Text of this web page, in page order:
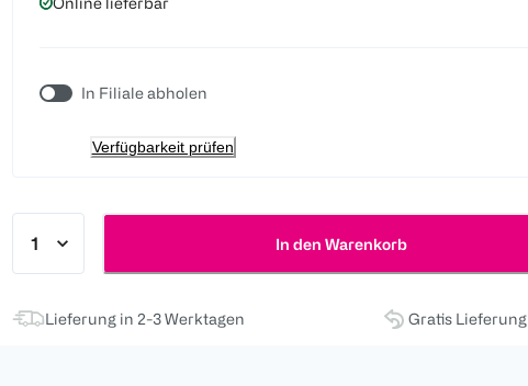
In Filiale abholen
Verfügbarkeit prüfen
In den Warenkorb
Lieferung in 2-3 Werktagen Gratis